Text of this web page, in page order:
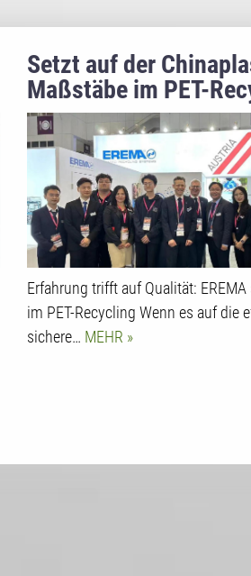
Setzt auf der
Maßstäbe im PET-
Erfahrung trifft auf Qualität:
im PET-Recycling Wenn es auf die
sichere… MEHR